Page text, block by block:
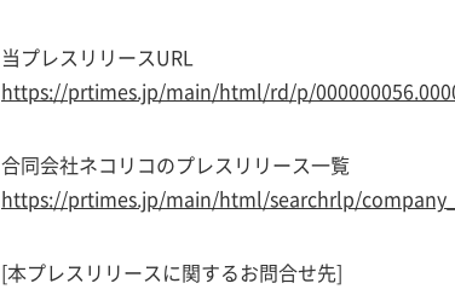
当プレスリリースURL
https://prtimes.jp/main/html/rd/p/
合同会社ネコリコのプレスリリース一覧
https://prtimes.jp/main/html/searchrlp/
[本プレスリリースに関するお問合せ先]